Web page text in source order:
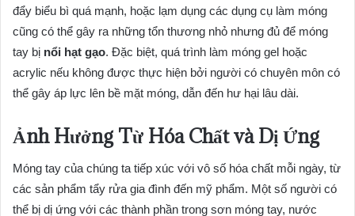
đẩy biểu bì quá mạnh, hoặc lạm dụng các dụng cụ làm móng
cũng có thể gây ra những tổn thương nhỏ nhưng đủ để móng
tay bị nổi hạt gạo. Đặc biệt, quá trình làm móng gel hoặc
acrylic nếu không được thực hiện bởi người có chuyên môn có
thể gây áp lực lên bề mặt móng, dẫn đến hư hại lâu dài.
Ảnh Hưởng Từ Hóa Chất và Dị Ứng
Móng tay của chúng ta tiếp xúc với vô số hóa chất mỗi ngày, từ
các sản phẩm tẩy rửa gia đình đến mỹ phẩm. Một số người có
thể bị dị ứng với các thành phần trong sơn móng tay, nước